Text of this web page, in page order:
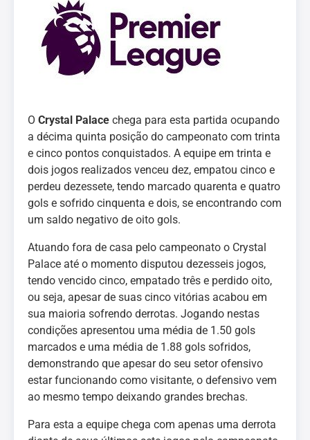
O Crystal Palace chega para esta partida ocupando
a décima quinta posição do campeonato com trinta
e cinco pontos conquistados. A equipe em trinta e
dois jogos realizados venceu dez, empatou cinco e
perdeu dezessete, tendo marcado quarenta e quatro
gols e sofrido cinquenta e dois, se encontrando com
um saldo negativo de oito gols.
Atuando fora de casa pelo campeonato o Crystal
Palace até o momento disputou dezesseis jogos,
tendo vencido cinco, empatado três e perdido oito,
ou seja, apesar de suas cinco vitórias acabou em
sua maioria sofrendo derrotas. Jogando nestas
condições apresentou uma média de 1.50 gols
marcados e uma média de 1.88 gols sofridos,
demonstrando que apesar do seu setor ofensivo
estar funcionando como visitante, o defensivo vem
ao mesmo tempo deixando grandes brechas.
Para esta a equipe chega com apenas uma derrota